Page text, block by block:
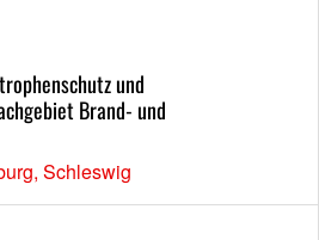
und
Brand- und
Schleswig